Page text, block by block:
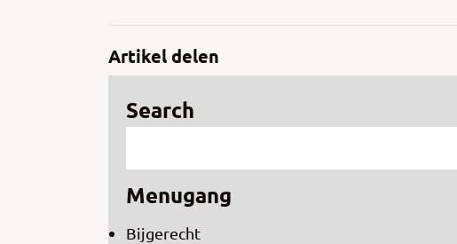
Artikel delen
Search
Menugang
Bijgerecht